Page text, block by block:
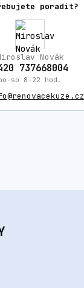
poradit?
Novák
737668004
so 8-22 hod.